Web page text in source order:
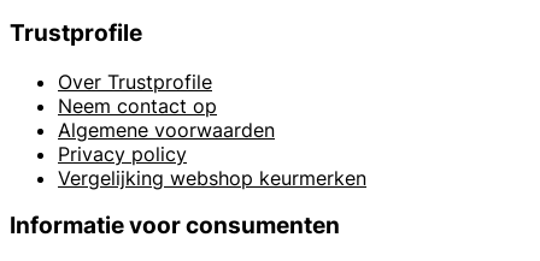
Trustprofile
Over Trustprofile
Neem contact op
Algemene voorwaarden
Privacy policy
Vergelijking webshop keurmerken
Informatie voor consumenten